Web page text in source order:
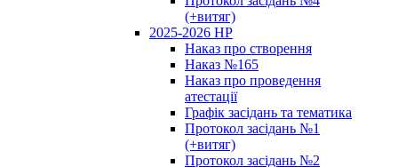
(+витяг)
2025-2026 НР
Наказ про створення
Наказ №165
Наказ про проведення
атестації
Графік засідань та тематика
Протокол засідань №1
(+витяг)
Протокол засідань №2